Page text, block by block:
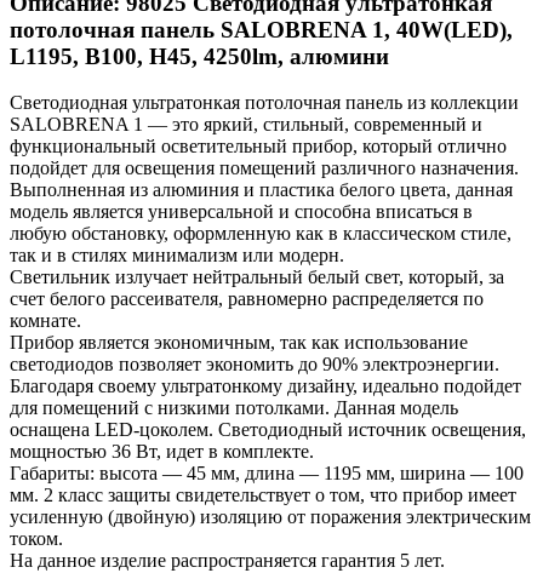
потолочная панель SALOBRENA 1, 40W(LED),
L1195, B100, H45, 4250lm, алюмини
Светодиодная ультратонкая потолочная панель из коллекции
SALOBRENA 1 — это яркий, стильный, современный и
функциональный осветительный прибор, который отлично
подойдет для освещения помещений различного назначения.
Выполненная из алюминия и пластика белого цвета, данная
модель является универсальной и способна вписаться в
любую обстановку, оформленную как в классическом стиле,
так и в стилях минимализм или модерн.
Светильник излучает нейтральный белый свет, который, за
счет белого рассеивателя, равномерно распределяется по
комнате.
Прибор является экономичным, так как использование
светодиодов позволяет экономить до 90% электроэнергии.
Благодаря своему ультратонкому дизайну, идеально подойдет
для помещений с низкими потолками. Данная модель
оснащена LED-цоколем. Светодиодный источник освещения,
мощностью 36 Вт, идет в комплекте.
Габариты: высота — 45 мм, длина — 1195 мм, ширина — 100
мм. 2 класс защиты свидетельствует о том, что прибор имеет
усиленную (двойную) изоляцию от поражения электрическим
током.
На данное изделие распространяется гарантия 5 лет.